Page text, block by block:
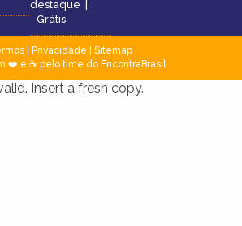
destaque |
Grátis
| Privacidade
Sitemap
❤️ e ☕ pelo time do EncontraBrasil
Insert a fresh copy.